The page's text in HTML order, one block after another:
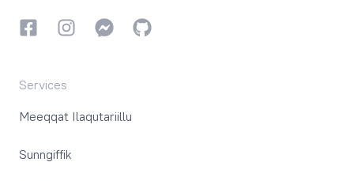
FacebookkiInstagrammiInstagrammi
GitHub
Services
Meeqqat Ilaqutariillu
Sunngiffik